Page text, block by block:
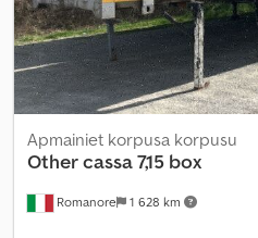
Romanore 1 628 km
Apmainiet korpusa korpusu
Othercassa 7,15 box